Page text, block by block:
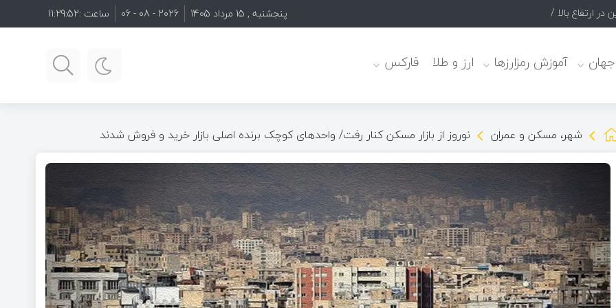
ارتفاع بالا /عکس پنجشنبه , 15 مرداد 1405 2026 - 08 - 06 ساعت :11:29:54
جهان آموزش رمزارزها ارز و طلا فارکس
شهر، مسکن و عمران نوروز از بازار مسکن کنار رفت/ واحدهای کوچک برنده اصلی بازار خرید و فروش شدند